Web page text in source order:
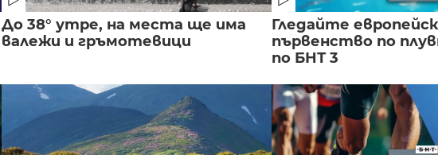
До 38° утре, на места ще има
валежи и гръмотевици
Гледайте
първенство по
по БНТ 3